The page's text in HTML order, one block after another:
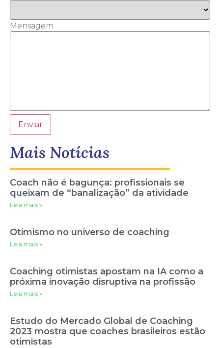
Mensagem
Enviar
Mais Notícias
Coach não é bagunça: profissionais se
queixam de “banalização” da atividade
Leia mais »
Otimismo no universo de coaching
Leia mais »
Coaching otimistas apostam na IA como a
próxima inovação disruptiva na profissão
Leia mais »
Estudo do Mercado Global de Coaching
2023 mostra que coaches brasileiros estão
otimistas